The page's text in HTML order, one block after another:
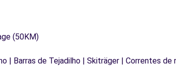
(50KM)
| Barras de Tejadilho | Skiträger | Correntes de